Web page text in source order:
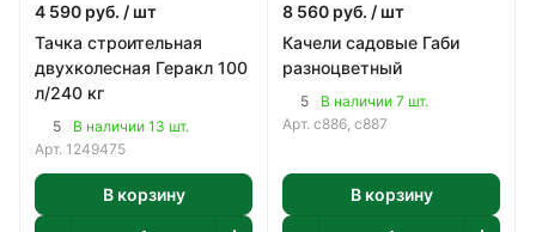
4 590 руб. / шт
Тачка строительная
двухколесная Геракл 100
л/240 кг
5
В наличии 13 шт.
Арт. 1249475
В корзину
8 560 руб. / шт
Качели садовые Габи
разноцветный
5
В наличии 7 шт.
Арт. с886, с887
В корзину